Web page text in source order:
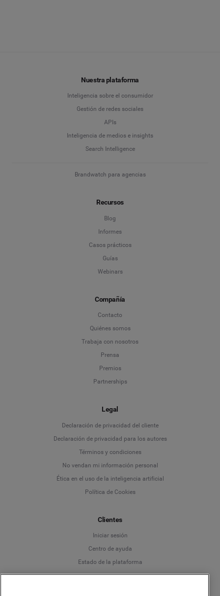
Nuestra plataforma
Inteligencia sobre el consumidor
Gestión de redes sociales
APIs
Inteligencia de medios e insights
Search Intelligence
Brandwatch para agencias
Recursos
Blog
Informes
Casos prácticos
Guías
Webinars
Compañía
Contacto
Quiénes somos
Trabaja con nosotros
Prensa
Premios
Partnerships
Legal
Declaración de privacidad del cliente
Declaración de privacidad para los autores
Términos y condiciones
No vendan mi información personal
Ética en el uso de la inteligencia artificial
Política de Cookies
Clientes
Iniciar sesión
Centro de ayuda
Estado de la plataforma
Language
Deutsch